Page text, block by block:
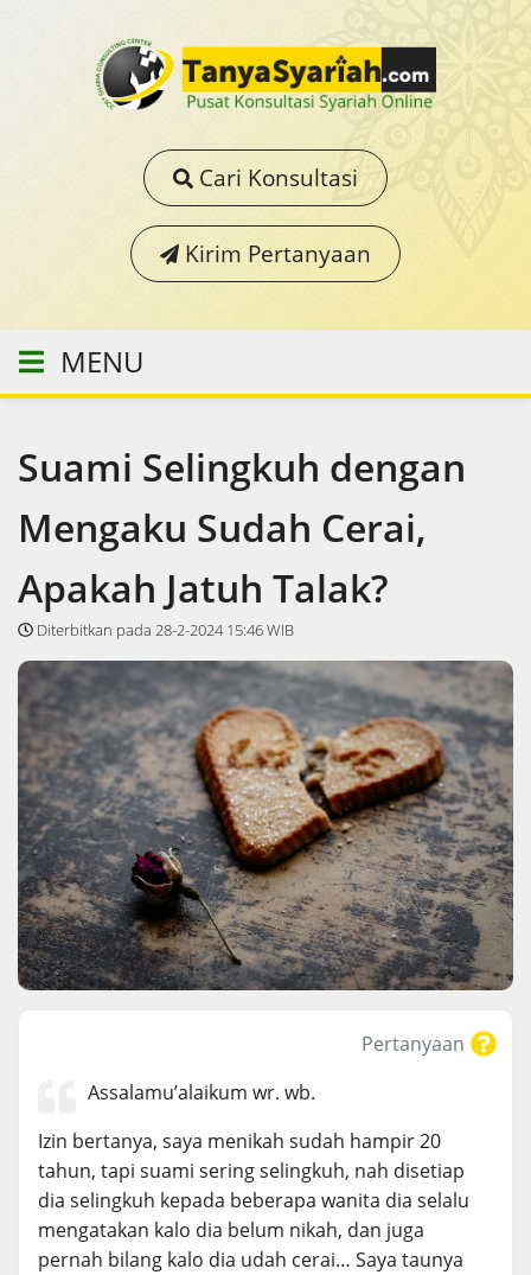
Cari Konsultasi
Kirim Pertanyaan
MENU
Suami Selingkuh dengan
Mengaku Sudah Cerai,
Apakah Jatuh Talak?
Diterbitkan pada 28-2-2024 15:46 WIB
Pertanyaan
Assalamu’alaikum wr. wb.
Izin bertanya, saya menikah sudah hampir 20
tahun, tapi suami sering selingkuh, nah disetiap
dia selingkuh kepada beberapa wanita dia selalu
mengatakan kalo dia belum nikah, dan juga
pernah bilang kalo dia udah cerai… Saya taunya